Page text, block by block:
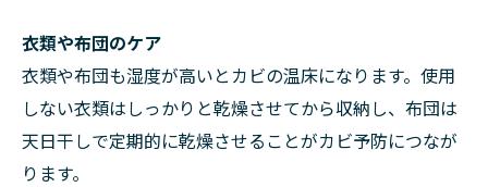
衣類や布団のケア
衣類や布団も湿度が高いとカビの温床になります。使用
しない衣類はしっかりと乾燥させてから収納し、布団は
天日干しで定期的に乾燥させることがカビ予防につなが
ります。